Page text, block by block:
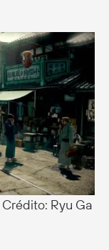
Ryu Ga